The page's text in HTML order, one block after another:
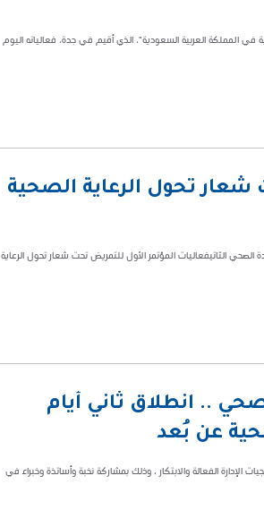
المملكة العربية السعودية"، الذي أقيم في جدة، فعالياته اليوم
شعار تحول الرعاية الصحية
جدة الصحي الثاتيفعاليات المؤتمر الأول للتمريض تحت شعار تحول الرعاية
.. انطلاق ثاني أيام
عن بُعد
إستراتيجيات الإدارة الفعالة والابتكار ، وذلك بمشاركة نخبة وأساتذة وخبراء في